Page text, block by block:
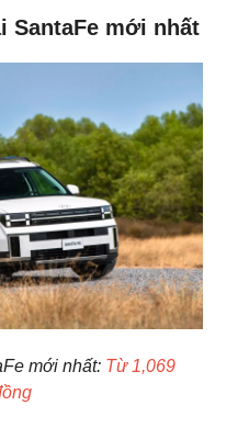
SantaFe mới nhất
mới nhất: Từ 1,069